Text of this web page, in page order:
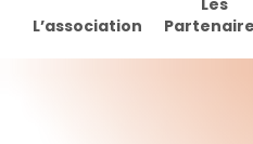
L’association
Les